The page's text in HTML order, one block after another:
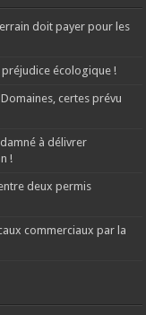
doit payer pour les
préjudice écologique !
certes prévu
à délivrer
!
deux permis
commerciaux par la